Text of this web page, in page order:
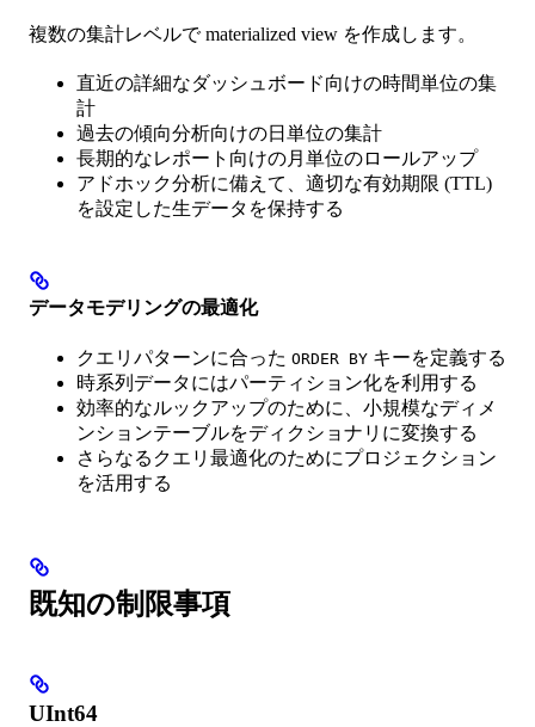
複数の集計レベルで materialized view を作成します。
直近の詳細なダッシュボード向けの時間単位の集
計
過去の傾向分析向けの日単位の集計
長期的なレポート向けの月単位のロールアップ
アドホック分析に備えて、適切な有効期限 (TTL)
を設定した生データを保持する
データモデリングの最適化
クエリパターンに合った ORDER BY キーを定義する
時系列データにはパーティション化を利用する
効率的なルックアップのために、小規模なディメ
ンションテーブルをディクショナリに変換する
さらなるクエリ最適化のためにプロジェクション
を活用する
既知の制限事項
UInt64